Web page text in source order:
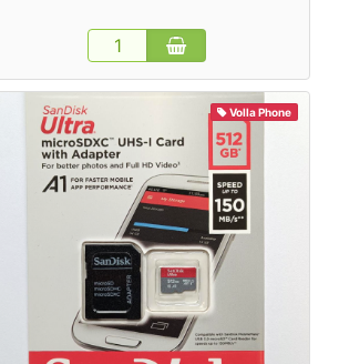
Volla Phone